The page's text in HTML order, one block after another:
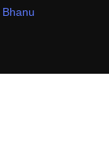
Bhanu